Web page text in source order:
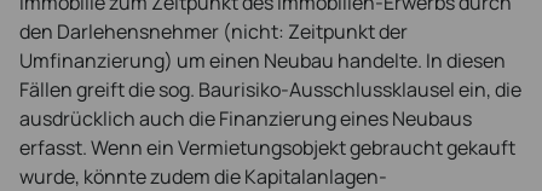
den Darlehensnehmer (nicht: Zeitpunkt der
Umfinanzierung) um einen Neubau handelte. In diesen
Fällen greift die sog. Baurisiko-Ausschlussklausel ein, die
ausdrücklich auch die Finanzierung eines Neubaus
erfasst. Wenn ein Vermietungsobjekt gebraucht gekauft
wurde, könnte zudem die Kapitalanlagen-